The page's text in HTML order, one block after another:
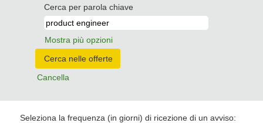
Cerca per parola chiave
Mostra più opzioni
Cancella
Seleziona la frequenza (in giorni) di ricezione di un avviso: